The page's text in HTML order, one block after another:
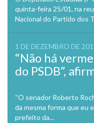
quinta-feira 25/01, na
Nacional do Partido dos
1 DE DEZEMBRO DE
“Não há
do PSDB”,
“O senador Roberto
da mesma forma que eu
prefeito da...